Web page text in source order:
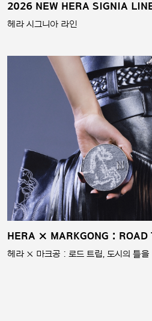
2026 NEW HERA SIGNIA
헤라 시그니아 라인
HERA × MARKGONG : ROAD
헤라 × 마크공 : 로드 트립, 도시의 틀을